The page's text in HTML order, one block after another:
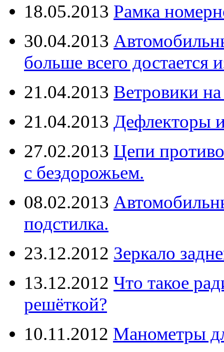
18.05.2013 Рамка
30.04.2013
больше всего достается
21.04.2013 Ветровики
21.04.2013 Дефлекторы
27.02.2013 Цепи
с бездорожьем.
08.02.2013
подстилка.
23.12.2012 Зеркало
13.12.2012 Что такое
решёткой?
10.11.2012 Манометры